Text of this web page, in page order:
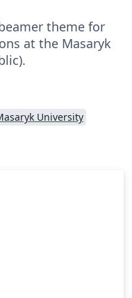
theme for
at the Masaryk
University